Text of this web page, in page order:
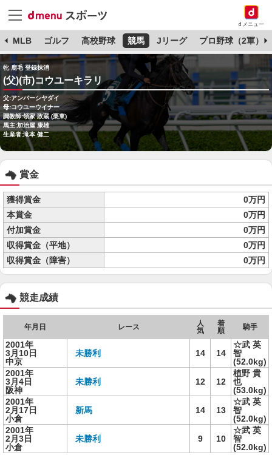
dメニュー
MLB ゴルフ 高校野球 競馬 Jリーグ プロ野球（2軍）
牝 鹿毛 登録抹消
(父)(市)コウユーキラリ
父:アンバーシヤダイ
母:コウユーウイナー
調教師:領家 政蔵 (栗東)
馬主:加治屋 康雄
生産者:滝本 健二
賞金
獲得賞金
0万円
本賞金
0万円
付加賞金
0万円
収得賞金（平地）
0万円
収得賞金（障害）
0万円
競走成績
年月日 レース
人
気
着
順
騎手
2001年
3月10日
中京
未勝利 14 14
☆武 英
智
(52.0kg)
2001年
3月4日
阪神
未勝利 12 12
植野 貴
也
(53.0kg)
2001年
2月17日
小倉
新馬 14 13
☆武 英
智
(52.0kg)
2001年
2月3日
小倉
未勝利 9 10
☆武 英
智
(52.0kg)